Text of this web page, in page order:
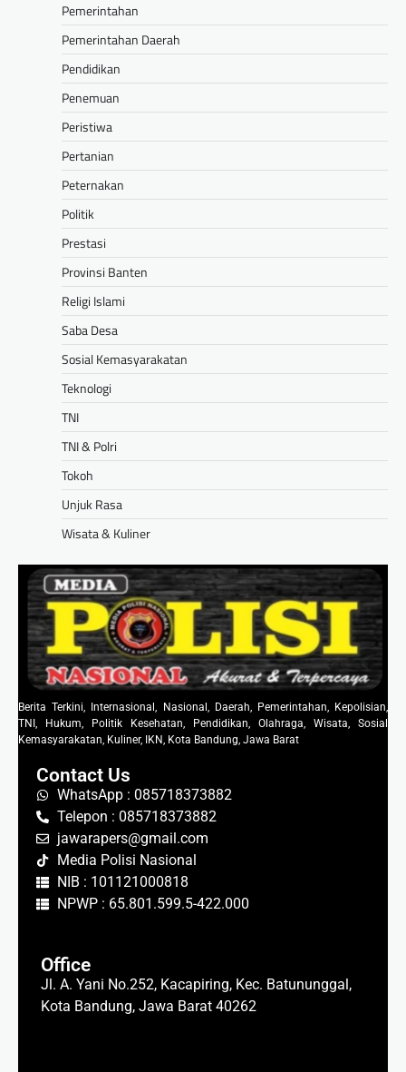
Pemerintahan
Pemerintahan Daerah
Pendidikan
Penemuan
Peristiwa
Pertanian
Peternakan
Politik
Prestasi
Provinsi Banten
Religi Islami
Saba Desa
Sosial Kemasyarakatan
Teknologi
TNI
TNI & Polri
Tokoh
Unjuk Rasa
Wisata & Kuliner
Berita Terkini, Internasional, Nasional, Daerah, Pemerintahan, Kepolisian,
TNI, Hukum, Politik Kesehatan, Pendidikan, Olahraga, Wisata, Sosial
Kemasyarakatan, Kuliner, IKN, Kota Bandung, Jawa Barat
Contact Us
WhatsApp : 085718373882
Telepon : 085718373882
jawarapers@gmail.com
Media Polisi Nasional
NIB : 101121000818
NPWP : 65.801.599.5-422.000
Office
Jl. A. Yani No.252, Kacapiring, Kec. Batununggal,
Kota Bandung, Jawa Barat 40262